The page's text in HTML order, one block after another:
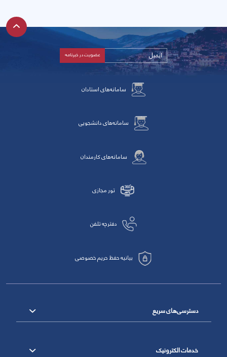
سامانه‌های استادان
سامانه‌های دانشجویی
سامانه‌های کارمندان
تور مجازی
دفترچه تلفن
بیانیه حفظ حریم خصوصی
دسترسی‌های سریع
خدمات الکترونیک